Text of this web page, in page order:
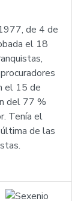
de 4 de
el 18
el 15 de
del 77 %
Tenía el
de las